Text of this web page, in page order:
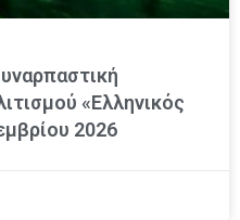
«Ελληνικός
2026